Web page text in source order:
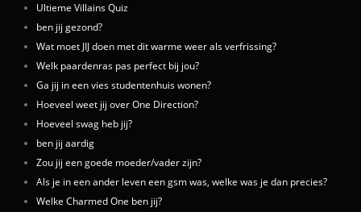
Ultieme Villains Quiz
ben jij gezond?
Wat moet JIJ doen met dit warme weer als verfrissing?
Welk paardenras pas perfect bij jou?
Ga jij in een vies studentenhuis wonen?
Hoeveel weet jij over One Direction?
Hoeveel swag heb jij?
ben jij aardig
Zou jij een goede moeder/vader zijn?
Als je in een ander leven een gsm was, welke was je dan precies?
Welke Charmed One ben jij?